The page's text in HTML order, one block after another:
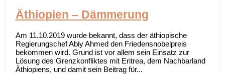
Äthiopien – Dämmerung
Am 11.10.2019 wurde bekannt, dass der äthiopische
Regierungschef Abiy Ahmed den Friedensnobelpreis
bekommen wird. Grund ist vor allem sein Einsatz zur
Lösung des Grenzkonfliktes mit Eritrea, dem Nachbarland
Äthiopiens, und damit sein Beitrag für...